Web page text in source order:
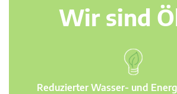
Wir sind
Reduzierter Wasser- und